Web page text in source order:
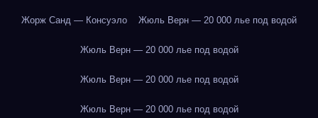
Жорж Санд — Консуэло Жюль Верн — 20 000 лье под водой
Жюль Верн — 20 000 лье под водой
Жюль Верн — 20 000 лье под водой
Жюль Верн — 20 000 лье под водой